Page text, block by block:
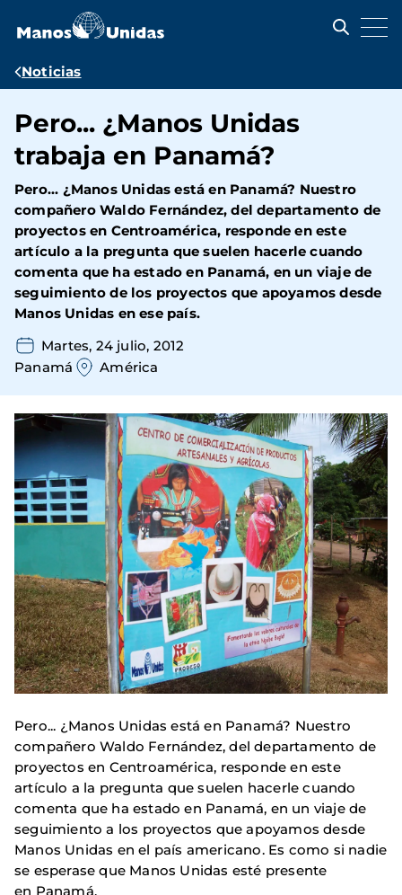
contenido
Ruta
navegación
Noticias
Pero... ¿Manos Unidas
trabaja en Panamá?
Pero... ¿Manos Unidas está en Panamá? Nuestro
compañero Waldo Fernández, del departamento de
proyectos en Centroamérica, responde en este
artículo a la pregunta que suelen hacerle cuando
comenta que ha estado en Panamá, en un viaje de
seguimiento de los proyectos que apoyamos desde
Manos Unidas en ese país.
Martes, 24 julio, 2012
Panamá
América
Pero... ¿Manos Unidas está en Panamá? Nuestro
compañero Waldo Fernández, del departamento de
proyectos en Centroamérica, responde en este
artículo a la pregunta que suelen hacerle cuando
comenta que ha estado en Panamá, en un viaje de
seguimiento a los proyectos que apoyamos desde
Manos Unidas en el país americano. Es como si nadie
se esperase que Manos Unidas esté presente
en Panamá.